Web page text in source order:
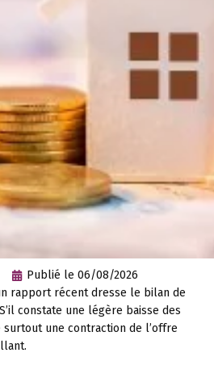
Publié le 06/08/2026
rapport récent dresse le bilan de
constate une légère baisse des
une contraction de l’offre